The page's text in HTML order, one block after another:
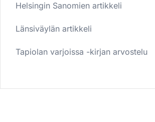
Helsingin Sanomien artikkeli
Länsiväylän artikkeli
Tapiolan varjoissa -kirjan arvostelu